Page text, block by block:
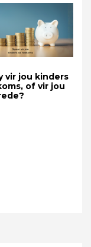
vir jou kinders
of vir jou